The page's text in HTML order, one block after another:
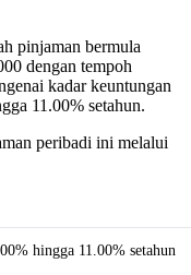
pinjaman bermula
dengan tempoh
kadar keuntungan
11.00% setahun.
peribadi ini melalui
hingga 11.00% setahun